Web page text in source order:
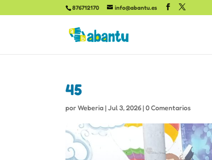
876712170 info@abantu.es
45
porWeberia|Jul 3, 2026|0 Comentarios